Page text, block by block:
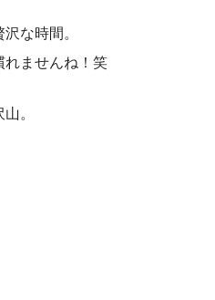
な時間。
れませんね！笑
。